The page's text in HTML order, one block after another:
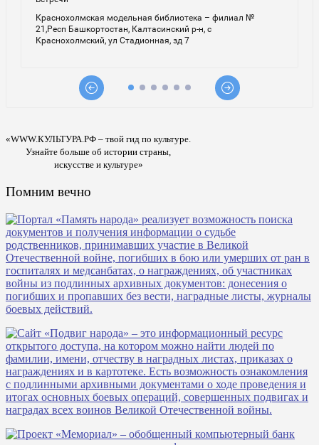
«WWW.КУЛЬТУРА.РФ – твой гид по культуре.
Узнайте больше об истории страны,
искусстве и культуре»
Помним вечно